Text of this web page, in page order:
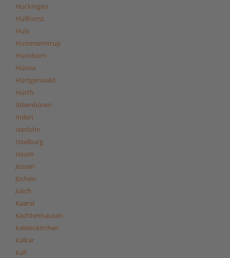
Huckingen
Hüllhorst
Huls
Hummerntrup
Hünsborn
Hünxe
Hürtgenwald
Hürth
Ibbenbüren
Inden
Iserlohn
Isselburg
Issum
Jössen
Jüchen
Jülich
Kaarst
Kachtenhausen
Kaldenkirchen
Kalkar
Kall